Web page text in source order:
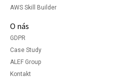
AWS Skill Builder
O nás
GDPR
Case Study
ALEF Group
Kontakt